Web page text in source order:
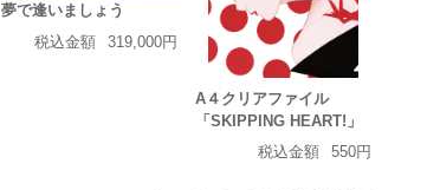
夢で逢いましょう
税込金額
319,000円
A４クリアファイル
「SKIPPING HEART!」
税込金額
550円